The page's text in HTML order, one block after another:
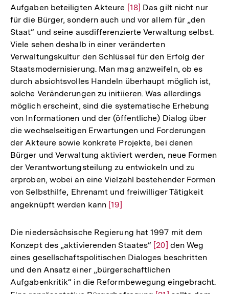
Aufgaben beteiligten Akteure Zur
Auflösung
der
Fußnote
[18] Das gilt nicht nur
für die Bürger, sondern auch und vor allem für „den
Staat“ und seine ausdifferenzierte Verwaltung selbst.
Viele sehen deshalb in einer veränderten
Verwaltungskultur den Schlüssel für den Erfolg der
Staatsmodernisierung. Man mag anzweifeln, ob es
durch absichtsvolles Handeln überhaupt möglich ist,
solche Veränderungen zu initiieren. Was allerdings
möglich erscheint, sind die systematische Erhebung
von Informationen und der (öffentliche) Dialog über
die wechselseitigen Erwartungen und Forderungen
der Akteure sowie konkrete Projekte, bei denen
Bürger und Verwaltung aktiviert werden, neue Formen
der Verantwortungsteilung zu entwickeln und zu
erproben, wobei an eine Vielzahl bestehender Formen
von Selbsthilfe, Ehrenamt und freiwilliger Tätigkeit
angeknüpft werden kann Zur
der
Fußnote
[19]
Die niedersächsische Regierung hat 1997 mit dem
Konzept des „aktivierenden Staates“ Zur
Auflösung
der
Fußnote
[20] den Weg
eines gesellschaftspolitischen Dialoges beschritten
und den Ansatz einer „bürgerschaftlichen
Aufgabenkritik“ in die Reformbewegung eingebracht.